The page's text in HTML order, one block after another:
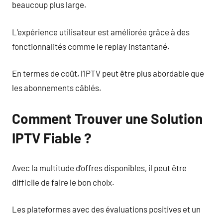
beaucoup plus large.
L’expérience utilisateur est améliorée grâce à des
fonctionnalités comme le replay instantané.
En termes de coût, l’IPTV peut être plus abordable que
les abonnements câblés.
Comment Trouver une Solution
IPTV Fiable ?
Avec la multitude d’offres disponibles, il peut être
difficile de faire le bon choix.
Les plateformes avec des évaluations positives et un